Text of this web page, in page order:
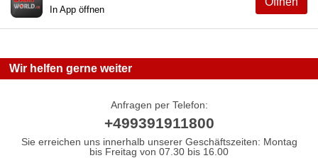
In App öffnen
Wir helfen gerne weiter
Anfragen per Telefon:
+499391911800
Sie erreichen uns innerhalb unserer Geschäftszeiten: Montag
bis Freitag von 07.30 bis 16.00